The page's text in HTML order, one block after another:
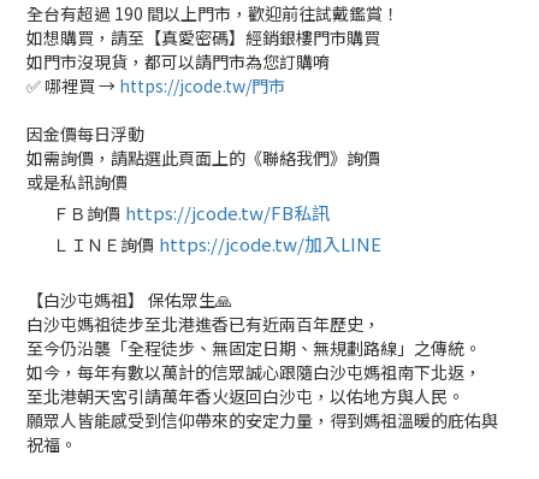
全台有超過 190 間以上門市，歡迎前往試戴鑑賞！
如想購買，請至【真愛密碼】經銷銀樓門市購買
如門市沒現貨，都可以請門市為您訂購唷
✅ 哪裡買 → https://jcode.tw/門市
因金價每日浮動
如需詢價，請點選此頁面上的《聯絡我們》詢價
或是私訊詢價
ＦＢ詢價 https://jcode.tw/FB私訊
ＬＩＮＥ詢價 https://jcode.tw/加入LINE
【白沙屯媽祖】 保佑眾生🙏
白沙屯媽祖徒步至北港進香已有近兩百年歷史，
至今仍沿襲「全程徒步、無固定日期、無規劃路線」之傳統。
如今，每年有數以萬計的信眾誠心跟隨白沙屯媽祖南下北返，
至北港朝天宮引請萬年香火返回白沙屯，以佑地方與人民。
願眾人皆能感受到信仰帶來的安定力量，得到媽祖溫暖的庇佑與
祝福。